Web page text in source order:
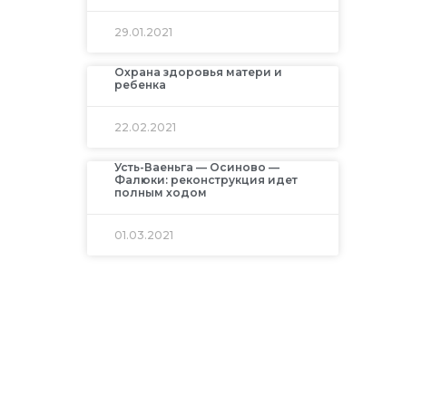
29.01.2021
Охрана здоровья матери и
ребенка
22.02.2021
Усть-Ваеньга — Осиново —
Фалюки: реконструкция идет
полным ходом
01.03.2021